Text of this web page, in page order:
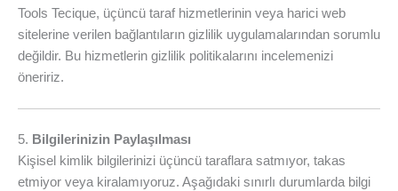
Tools Tecique, üçüncü taraf hizmetlerinin veya harici web
sitelerine verilen bağlantıların gizlilik uygulamalarından sorumlu
değildir. Bu hizmetlerin gizlilik politikalarını incelemenizi
öneririz.
5. Bilgilerinizin Paylaşılması
Kişisel kimlik bilgilerinizi üçüncü taraflara satmıyor, takas
etmiyor veya kiralamıyoruz. Aşağıdaki sınırlı durumlarda bilgi